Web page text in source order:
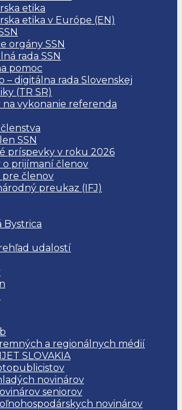
etika
etika v Európe (EN)
orgány SSN
rada SSN
pomoc
– digitálna rada Slovenskej
(TR SR)
na vykonanie referenda
SSN
príspevky v roku 2026
o prijímaní členov
pre členov
preukaz (IFJ)
Bystrica
udalostí
a regionálnych médií
SLOVAKIA
novinárov
seniorov
novinárov